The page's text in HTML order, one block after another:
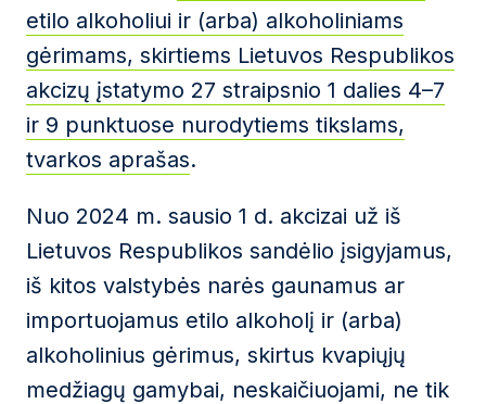
etilo alkoholiui ir (arba) alkoholiniams
gėrimams, skirtiems Lietuvos Respublikos
akcizų įstatymo 27 straipsnio 1 dalies 4–7
ir 9 punktuose nurodytiems tikslams,
tvarkos aprašas.
Nuo 2024 m. sausio 1 d. akcizai už iš
Lietuvos Respublikos sandėlio įsigyjamus,
iš kitos valstybės narės gaunamus ar
importuojamus etilo alkoholį ir (arba)
alkoholinius gėrimus, skirtus kvapiųjų
medžiagų gamybai, neskaičiuojami, ne tik